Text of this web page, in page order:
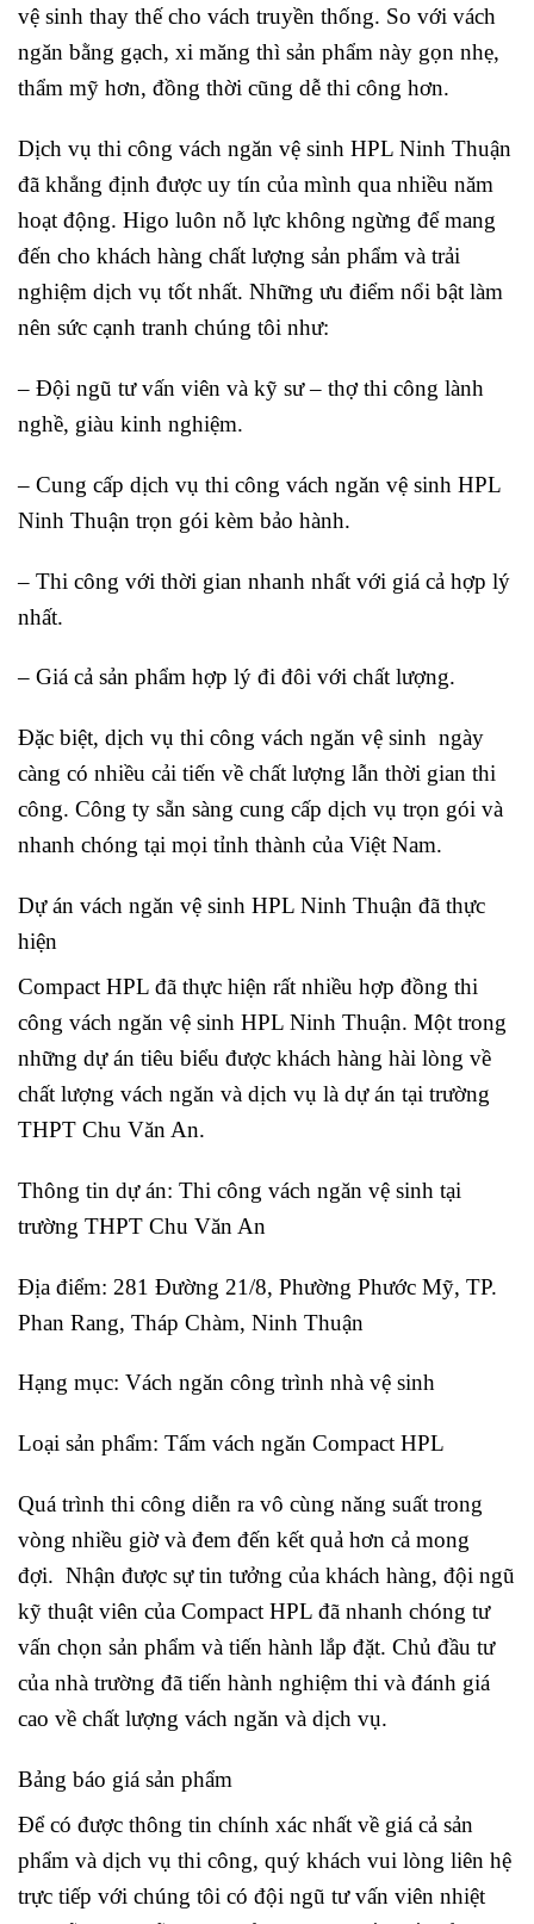
vệ sinh thay thế cho vách truyền thống. So với vách
ngăn bằng gạch, xi măng thì sản phẩm này gọn nhẹ,
thẩm mỹ hơn, đồng thời cũng dễ thi công hơn.
Dịch vụ thi công vách ngăn vệ sinh HPL Ninh Thuận
đã khẳng định được uy tín của mình qua nhiều năm
hoạt động. Higo luôn nỗ lực không ngừng để mang
đến cho khách hàng chất lượng sản phẩm và trải
nghiệm dịch vụ tốt nhất. Những ưu điểm nổi bật làm
nên sức cạnh tranh chúng tôi như:
– Đội ngũ tư vấn viên và kỹ sư – thợ thi công lành
nghề, giàu kinh nghiệm.
– Cung cấp dịch vụ thi công vách ngăn vệ sinh HPL
Ninh Thuận trọn gói kèm bảo hành.
– Thi công với thời gian nhanh nhất với giá cả hợp lý
nhất.
– Giá cả sản phẩm hợp lý đi đôi với chất lượng.
Đặc biệt, dịch vụ thi công vách ngăn vệ sinh ngày
càng có nhiều cải tiến về chất lượng lẫn thời gian thi
công. Công ty sẵn sàng cung cấp dịch vụ trọn gói và
nhanh chóng tại mọi tỉnh thành của Việt Nam.
Dự án vách ngăn vệ sinh HPL Ninh Thuận đã thực
hiện
Compact HPL đã thực hiện rất nhiều hợp đồng thi
công vách ngăn vệ sinh HPL Ninh Thuận. Một trong
những dự án tiêu biểu được khách hàng hài lòng về
chất lượng vách ngăn và dịch vụ là dự án tại trường
THPT Chu Văn An.
Thông tin dự án: Thi công vách ngăn vệ sinh tại
trường THPT Chu Văn An
Địa điểm: 281 Đường 21/8, Phường Phước Mỹ, TP.
Phan Rang, Tháp Chàm, Ninh Thuận
Hạng mục: Vách ngăn công trình nhà vệ sinh
Loại sản phẩm: Tấm vách ngăn Compact HPL
Quá trình thi công diễn ra vô cùng năng suất trong
vòng nhiều giờ và đem đến kết quả hơn cả mong
đợi. Nhận được sự tin tưởng của khách hàng, đội ngũ
kỹ thuật viên của Compact HPL đã nhanh chóng tư
vấn chọn sản phẩm và tiến hành lắp đặt. Chủ đầu tư
của nhà trường đã tiến hành nghiệm thi và đánh giá
cao về chất lượng vách ngăn và dịch vụ.
Bảng báo giá sản phẩm
Để có được thông tin chính xác nhất về giá cả sản
phẩm và dịch vụ thi công, quý khách vui lòng liên hệ
trực tiếp với chúng tôi có đội ngũ tư vấn viên nhiệt